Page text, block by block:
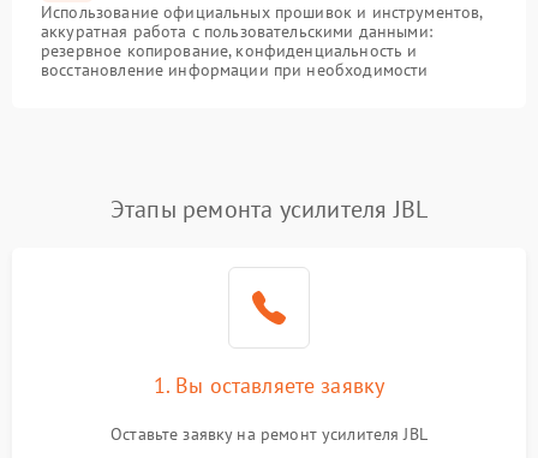
Использование официальных прошивок и инструментов,
аккуратная работа с пользовательскими данными:
резервное копирование, конфиденциальность и
восстановление информации при необходимости
Этапы ремонта усилителя JBL
1. Вы оставляете заявку
Оставьте заявку на ремонт усилителя JBL